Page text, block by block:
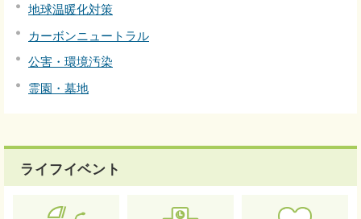
地球温暖化対策
カーボンニュートラル
公害・環境汚染
霊園・墓地
ライフイベント